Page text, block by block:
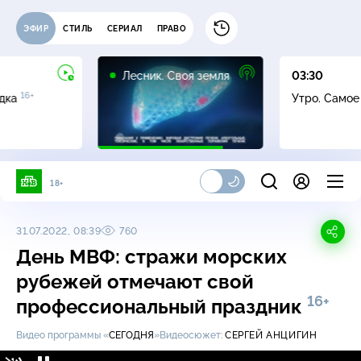
ЭФИР СТИЛЬ СЕРИАЛ ПРАВО
16+
Лесник. Своя земля
16+
03:30
Утро.
18+
31.07.2022, 08:39 760
День МВФ: стражи морских
рубежей отмечают свой
профессиональный праздник 16+
Видео программы «СЕГОДНЯ»Видеосюжет: СЕРГЕЙ АНЦИГИН